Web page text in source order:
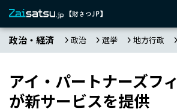
政治・経済 政治 選挙 地方行政
アイ・パートナーズフ
が新サービスを提供